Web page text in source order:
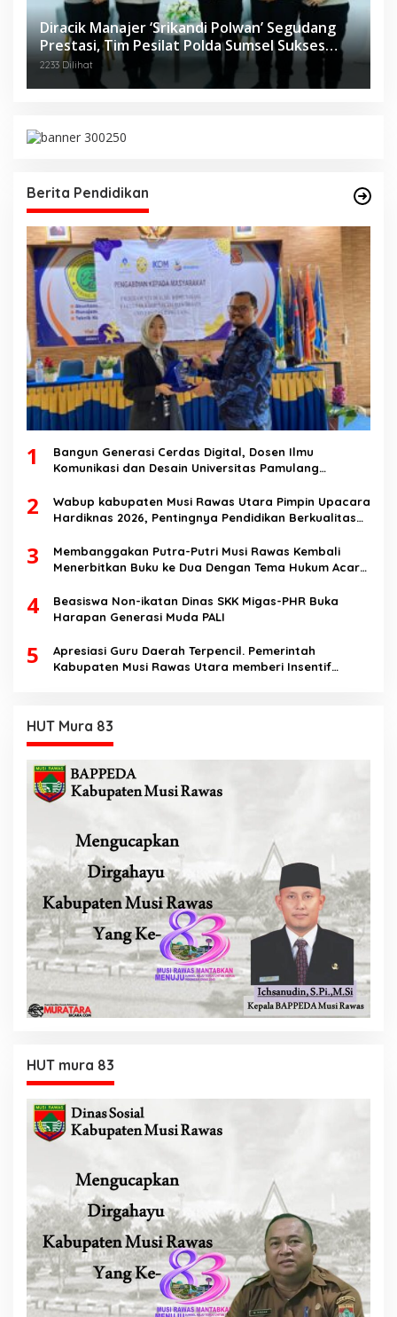
Diracik Manajer ‘Srikandi Polwan’ Segudang
Prestasi, Tim Pesilat Polda Sumsel Sukses
Diajang Kejurnas Menpora Cup II 2024
2233 Dilihat
Berita Pendidikan
1
Bangun Generasi Cerdas Digital, Dosen Ilmu
Komunikasi dan Desain Universitas Pamulang
Speech di SMK Ikhlas Jawilan
2
Wabup kabupaten Musi Rawas Utara Pimpin Upacara
Hardiknas 2026, Pentingnya Pendidikan Berkualitas
3
Membanggakan Putra-Putri Musi Rawas Kembali
Menerbitkan Buku ke Dua Dengan Tema Hukum Acara
4
Beasiswa Non-ikatan Dinas SKK Migas-PHR Buka
Harapan Generasi Muda PALI
5
Apresiasi Guru Daerah Terpencil. Pemerintah
Kabupaten Musi Rawas Utara memberi Insentif
HUT Mura 83
HUT mura 83